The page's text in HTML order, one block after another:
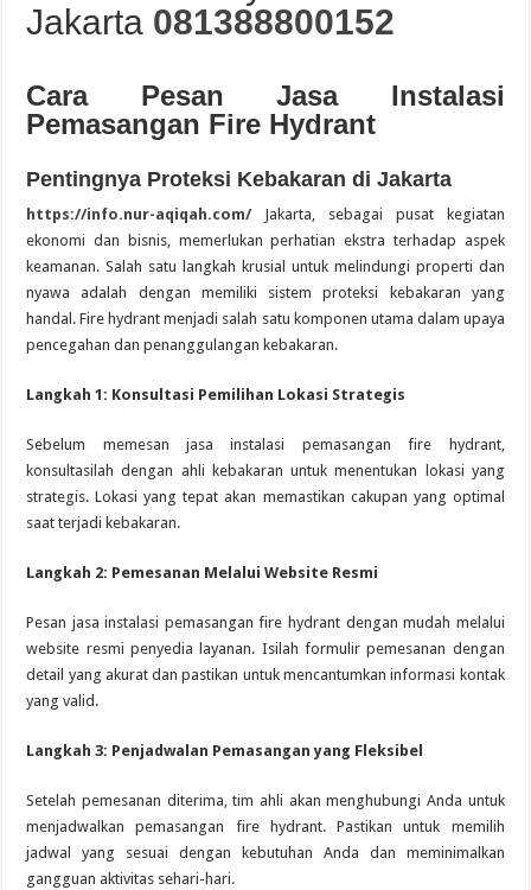
Guide des Meilleurs Sites de Jeu en Ligne pour 2026: Top Casino
Jakarta 081388800152
Cara Pesan Jasa Instalasi
Pemasangan Fire Hydrant
Pentingnya Proteksi Kebakaran di Jakarta
https://info.nur-aqiqah.com/Jakarta, sebagai pusat kegiatan
ekonomi dan bisnis, memerlukan perhatian ekstra terhadap aspek
keamanan. Salah satu langkah krusial untuk melindungi properti dan
nyawa adalah dengan memiliki sistem proteksi kebakaran yang
handal. Fire hydrant menjadi salah satu komponen utama dalam upaya
pencegahan dan penanggulangan kebakaran.
Langkah 1: Konsultasi Pemilihan Lokasi Strategis
Sebelum memesan jasa instalasi pemasangan fire hydrant,
konsultasilah dengan ahli kebakaran untuk menentukan lokasi yang
strategis. Lokasi yang tepat akan memastikan cakupan yang optimal
saat terjadi kebakaran.
Langkah 2: Pemesanan Melalui Website Resmi
Pesan jasa instalasi pemasangan fire hydrant dengan mudah melalui
website resmi penyedia layanan. Isilah formulir pemesanan dengan
detail yang akurat dan pastikan untuk mencantumkan informasi kontak
yang valid.
Langkah 3: Penjadwalan Pemasangan yang Fleksibel
Setelah pemesanan diterima, tim ahli akan menghubungi Anda untuk
menjadwalkan pemasangan fire hydrant. Pastikan untuk memilih
jadwal yang sesuai dengan kebutuhan Anda dan meminimalkan
gangguan aktivitas sehari-hari.